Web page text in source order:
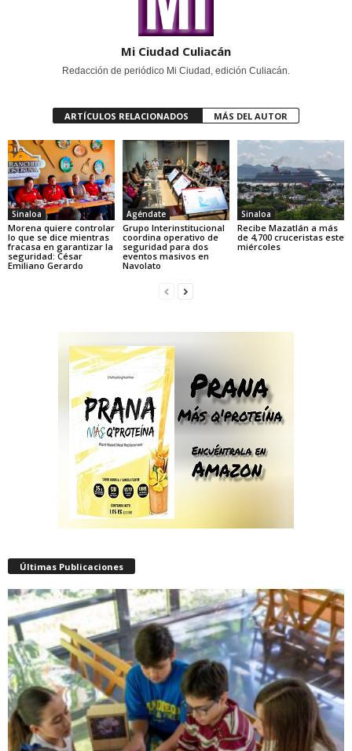
Mi Ciudad Culiacán
Redacción de periódico Mi Ciudad, edición Culiacán.
ARTÍCULOS RELACIONADOS MÁS DEL AUTOR
Sinaloa
Morena quiere controlar
lo que se dice mientras
fracasa en garantizar la
seguridad: César
Emiliano Gerardo
Agéndate
Grupo Interinstitucional
coordina operativo de
seguridad para dos
eventos masivos en
Navolato
Sinaloa
Recibe Mazatlán a más
de 4,700 cruceristas este
miércoles
Últimas Publicaciones